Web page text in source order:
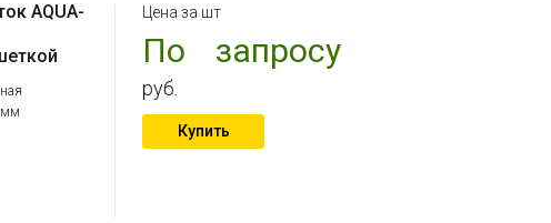
AQUA-
мм
Цена за шт
По запросу
руб.
Купить